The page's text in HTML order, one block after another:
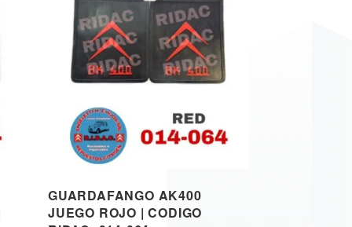
GUARDAFANGO AK400
JUEGO ROJO | CODIGO